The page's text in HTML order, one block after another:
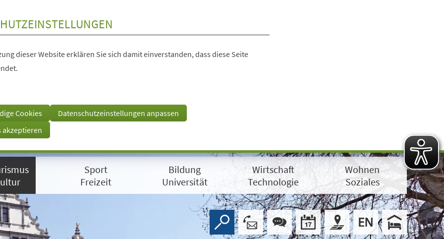
dieser Website erklären Sie sich damit einverstanden, dass diese Seite
Cookies
Datenschutzeinstellungen anpassen
akzeptieren
Sport
Freizeit
Bildung
Universität
Wirtschaft
Technologie
Wohnen
Soziales